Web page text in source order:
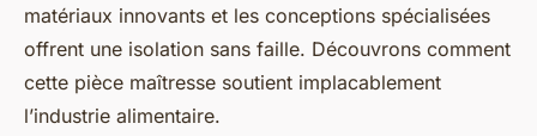
matériaux innovants et les conceptions spécialisées
offrent une isolation sans faille. Découvrons comment
cette pièce maîtresse soutient implacablement
l’industrie alimentaire.